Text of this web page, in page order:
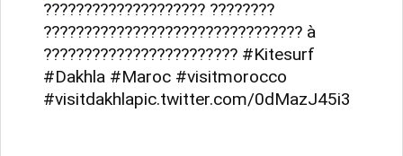
???????????????????? ????????
???????????????????????????????? à
???????????????????????? #Kitesurf
#Dakhla #Maroc #visitmorocco
#visitdakhlapic.twitter.com/0dMazJ45i3